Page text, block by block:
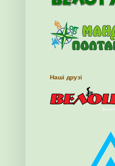
Наші друзі